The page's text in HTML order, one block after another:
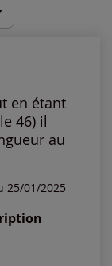
en étant
46) il
au
25/01/2025